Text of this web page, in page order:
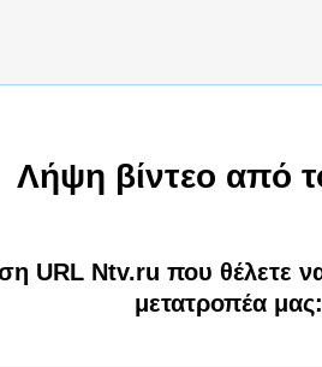
Λήψη βίντεο από
URL Ntv.ru που θέλετε
μετατροπέα μας: